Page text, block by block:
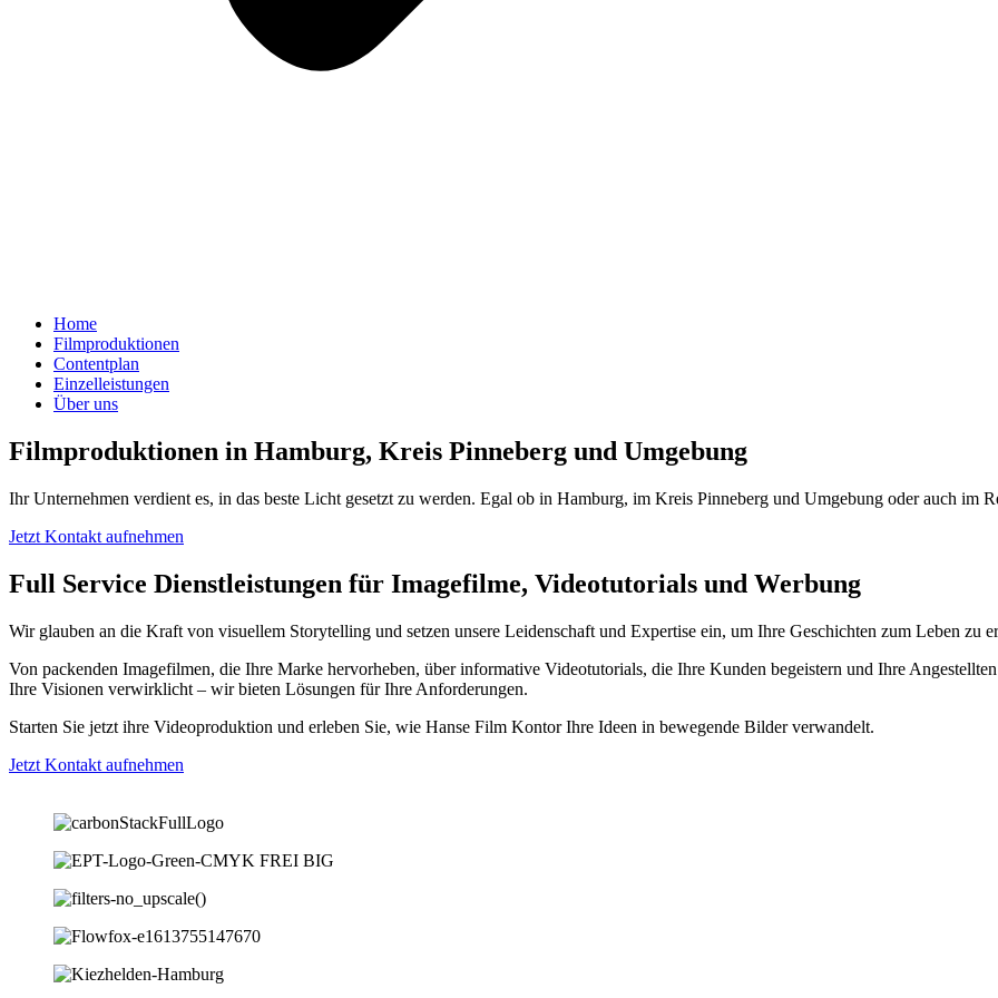
Home
Filmproduktionen
Contentplan
Einzelleistungen
Über uns
Filmproduktionen in Hamburg, Kreis Pinneberg und Umgebung
Ihr Unternehmen verdient es, in das beste Licht gesetzt zu werden. Egal ob in Hamburg, im Kreis Pinneberg und Umgebung oder auch im
Jetzt Kontakt aufnehmen
Full Service Dienstleistungen für Imagefilme, Videotutorials und Werbung
Wir glauben an die Kraft von visuellem Storytelling und setzen unsere Leidenschaft und Expertise ein, um Ihre Geschichten zum Leben zu
Von packenden Imagefilmen, die Ihre Marke hervorheben, über informative Videotutorials, die Ihre Kunden begeistern und Ihre
Ihre Visionen verwirklicht – wir bieten Lösungen für Ihre Anforderungen.
Starten Sie jetzt ihre Videoproduktion und erleben Sie, wie Hanse Film Kontor Ihre Ideen in bewegende Bilder verwandelt.
Jetzt Kontakt aufnehmen